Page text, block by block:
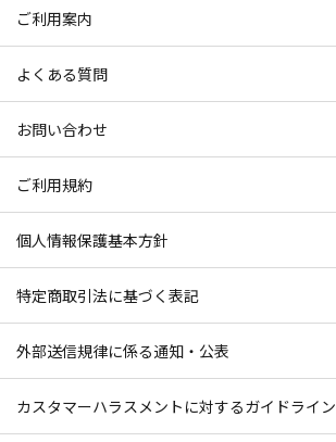
ご利用案内
よくある質問
お問い合わせ
ご利用規約
個人情報保護基本方針
特定商取引法に基づく表記
外部送信規律に係る通知・公表
カスタマーハラスメントに対するガイドライン